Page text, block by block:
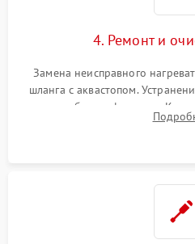
4. Ремонт и
Замена неисправного
шланга с аквастопом.
патрубках и фильтрах.
управления,